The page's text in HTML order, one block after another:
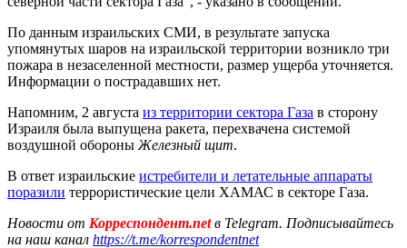
По данным израильских СМИ, в результате запуска
упомянутых шаров на израильской территории возникло три
пожара в незаселенной местности, размер ущерба уточняется.
Информации о пострадавших нет.
Напомним, 2 августа из территории сектора Газа в сторону
Израиля была выпущена ракета, перехвачена системой
воздушной обороны Железный щит.
В ответ израильские истребители и летательные аппараты
поразили террористические цели ХАМАС в секторе Газа.
Новости от Корреспондент.netв Telegram. Подписывайтесь
на наш канал https://t.me/korrespondentnet